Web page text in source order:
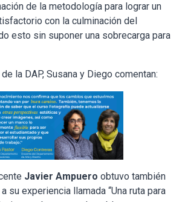
de la metodología para lograr un
con la culminación del
esto sin suponer una sobrecarga para
la DAP, Susana y Diego comentan:
Javier Ampuero obtuvo también
su experiencia llamada “Una ruta para